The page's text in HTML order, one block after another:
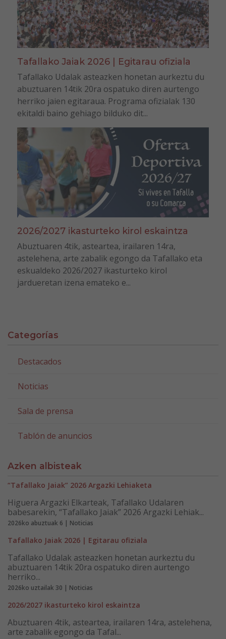
Tafallako Jaiak 2026 | Egitarau ofiziala
Tafallako Udalak asteazken honetan aurkeztu du
abuztuaren 14tik 20ra ospatuko diren aurtengo
herriko jaien egitaraua. Programa ofizialak 130
ekitaldi baino gehiago bilduko dit...
2026/2027 ikasturteko kirol eskaintza
Abuztuaren 4tik, asteartea, irailaren 14ra,
astelehena, arte zabalik egongo da Tafallako eta
eskualdeko 2026/2027 ikasturteko kirol
jardueretan izena emateko e...
Categorías
Destacados
Noticias
Sala de prensa
Tablón de anuncios
Azken albisteak
“Tafallako Jaiak” 2026 Argazki Lehiaketa
Higuera Argazki Elkarteak, Tafallako Udalaren
babesarekin, “Tafallako Jaiak” 2026 Argazki Lehiak...
2026ko abuztuak 6 | Noticias
Tafallako Jaiak 2026 | Egitarau ofiziala
Tafallako Udalak asteazken honetan aurkeztu du
abuztuaren 14tik 20ra ospatuko diren aurtengo
herriko...
2026ko uztailak 30 | Noticias
2026/2027 ikasturteko kirol eskaintza
Abuztuaren 4tik, asteartea, irailaren 14ra, astelehena,
arte zabalik egongo da Tafal...